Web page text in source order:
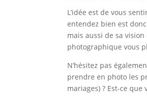
L’idée est de vous
entendez bien est
mais aussi de sa
photographique vous
N’hésitez pas
prendre en photo les
mariages) ? Est-ce